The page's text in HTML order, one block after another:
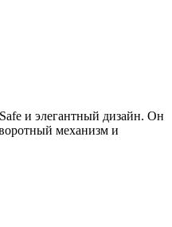
и элегантный дизайн. Он
механизм и